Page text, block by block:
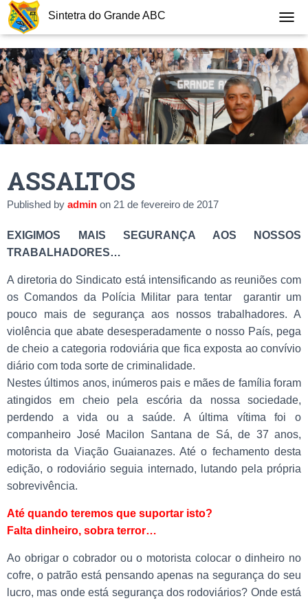
Sintetra do Grande ABC
G
G
L
E
N
A
V
I
ASSALTOS
Published by admin on 21 de fevereiro de 2017
EXIGIMOS MAIS SEGURANÇA AOS NOSSOS
TRABALHADORES…
A diretoria do Sindicato está intensificando as reuniões com
os Comandos da Polícia Militar para tentar garantir um
pouco mais de segurança aos nossos trabalhadores. A
violência que abate desesperadamente o nosso País, pega
de cheio a categoria rodoviária que fica exposta ao convívio
diário com toda sorte de criminalidade.
Nestes últimos anos, inúmeros pais e mães de família foram
atingidos em cheio pela escória da nossa sociedade,
perdendo a vida ou a saúde. A última vítima foi o
companheiro José Macilon Santana de Sá, de 37 anos,
motorista da Viação Guaianazes. Até o fechamento desta
edição, o rodoviário seguia internado, lutando pela própria
sobrevivência.
Até quando teremos que suportar isto?
Falta dinheiro, sobra terror…
Ao obrigar o cobrador ou o motorista colocar o dinheiro no
cofre, o patrão está pensando apenas na segurança do seu
lucro, mas onde está segurança dos rodoviários? Onde está